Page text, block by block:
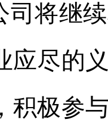
司将继
应尽的
积极参